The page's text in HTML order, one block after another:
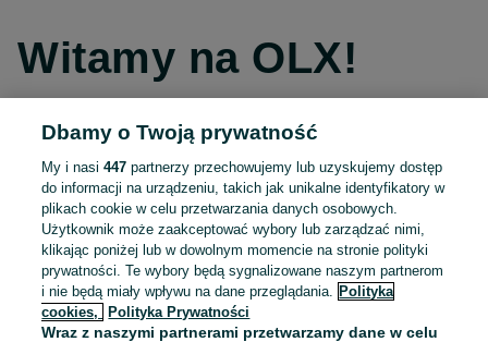
Witamy na OLX!
Kontynuuj przez Facebooka
Kontynuuj przez konto Apple
Kontynuuj przez konto Google
LUB
Dbamy o Twoją prywatność
My i nasi447 partnerzy przechowujemy lub uzyskujemy dostęp
do informacji na urządzeniu, takich jak unikalne identyfikatory w
plikach cookie w celu przetwarzania danych osobowych.
Użytkownik może zaakceptować wybory lub zarządzać nimi,
klikając poniżej lub w dowolnym momencie na stronie polityki
prywatności. Te wybory będą sygnalizowane naszym partnerom
i nie będą miały wpływu na dane przeglądania.
Polityka
cookies,
Polityka Prywatności
Wraz z naszymi partnerami przetwarzamy dane w celu